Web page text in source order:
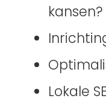
kansen?
Lokale